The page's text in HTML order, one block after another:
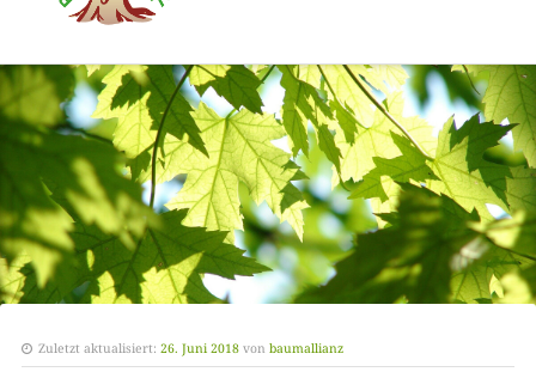
Zuletzt aktualisiert: 26. Juni 2018 von baumallianz